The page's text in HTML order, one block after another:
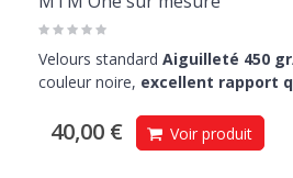
Velours standard Aiguilleté 450
couleur noire, excellent rapport
40,00 € Voir produit